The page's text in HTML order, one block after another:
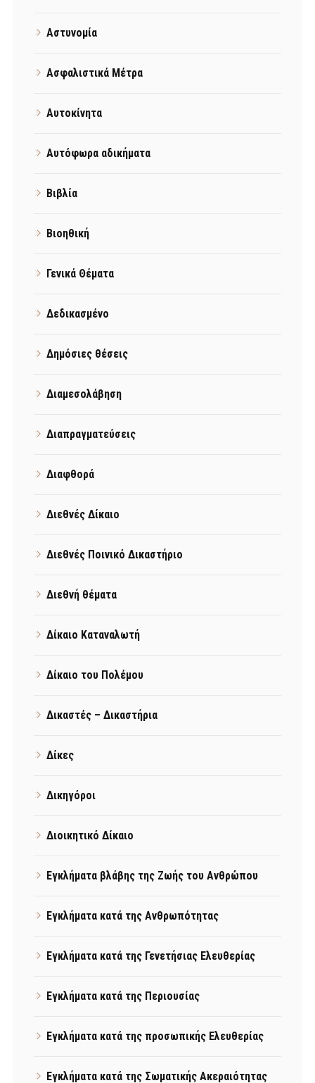
Αστυνομία
Ασφαλιστικά Μέτρα
Αυτοκίνητα
Αυτόφωρα αδικήματα
Βιβλία
Βιοηθική
Γενικά Θέματα
Δεδικασμένο
Δημόσιες θέσεις
Διαμεσολάβηση
Διαπραγματεύσεις
Διαφθορά
Διεθνές Δίκαιο
Διεθνές Ποινικό Δικαστήριο
Διεθνή θέματα
Δίκαιο Καταναλωτή
Δίκαιο του Πολέμου
Δικαστές – Δικαστήρια
Δίκες
Δικηγόροι
Διοικητικό Δίκαιο
Εγκλήματα βλάβης της Ζωής του Ανθρώπου
Εγκλήματα κατά της Ανθρωπότητας
Εγκλήματα κατά της Γενετήσιας Ελευθερίας
Εγκλήματα κατά της Περιουσίας
Εγκλήματα κατά της προσωπικής Ελευθερίας
Εγκλήματα κατά της Σωματικής Ακεραιότητας